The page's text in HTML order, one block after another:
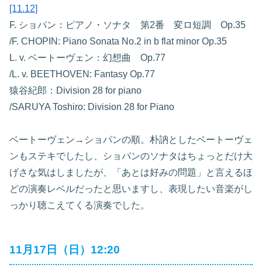
[11.12]
F. ショパン：ピアノ・ソナタ 第2番 変ロ短調 Op.35
/F. CHOPIN: Piano Sonata No.2 in b flat minor Op.35
L. v. ベートーヴェン：幻想曲 Op.77
/L. v. BEETHOVEN: Fantasy Op.77
猿谷紀郎：Division 28 for piano
/SARUYA Toshiro: Division 28 for Piano
ベートーヴェン→ショパンの順。朴訥としたベートーヴェ
ンもステキでしたし、ショパンのソナタはちょっとだけ大
げさな気はしましたが、「あとは好みの問題」と言えるほ
どの演奏レベルだったと思いますし、表現したい音楽がし
っかり聴こえてくる演奏でした。
11月17日（日）12:20